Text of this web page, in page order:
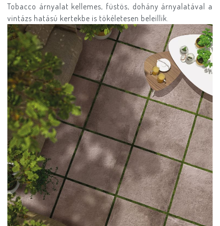
Tobacco árnyalat kellemes, füstös, dohány árnyalatával a
vintázs hatású kertekbe is tökéletesen beleillik.